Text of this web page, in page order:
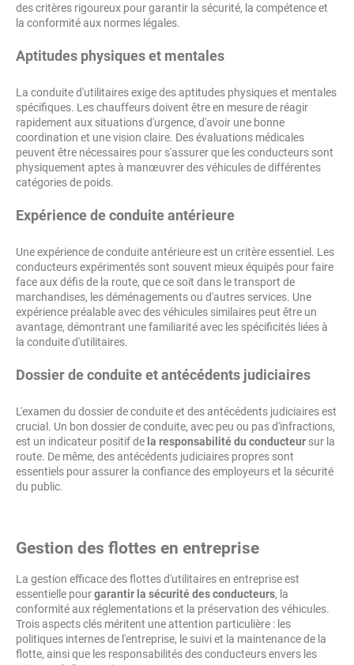
des critères rigoureux pour garantir la sécurité, la compétence et
la conformité aux normes légales.
Aptitudes physiques et mentales
La conduite d'utilitaires exige des aptitudes physiques et mentales
spécifiques. Les chauffeurs doivent être en mesure de réagir
rapidement aux situations d'urgence, d'avoir une bonne
coordination et une vision claire. Des évaluations médicales
peuvent être nécessaires pour s'assurer que les conducteurs sont
physiquement aptes à manœuvrer des véhicules de différentes
catégories de poids.
Expérience de conduite antérieure
Une expérience de conduite antérieure est un critère essentiel. Les
conducteurs expérimentés sont souvent mieux équipés pour faire
face aux défis de la route, que ce soit dans le transport de
marchandises, les déménagements ou d'autres services. Une
expérience préalable avec des véhicules similaires peut être un
avantage, démontrant une familiarité avec les spécificités liées à
la conduite d'utilitaires.
Dossier de conduite et antécédents judiciaires
L'examen du dossier de conduite et des antécédents judiciaires est
crucial. Un bon dossier de conduite, avec peu ou pas d'infractions,
est un indicateur positif de la responsabilité du conducteur sur la
route. De même, des antécédents judiciaires propres sont
essentiels pour assurer la confiance des employeurs et la sécurité
du public.
Gestion des flottes en entreprise
La gestion efficace des flottes d'utilitaires en entreprise est
essentielle pourgarantir la sécurité des conducteurs, la
conformité aux réglementations et la préservation des véhicules.
Trois aspects clés méritent une attention particulière : les
politiques internes de l'entreprise, le suivi et la maintenance de la
flotte, ainsi que les responsabilités des conducteurs envers les